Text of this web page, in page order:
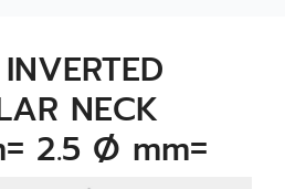
NECK
2.5 Ø mm=